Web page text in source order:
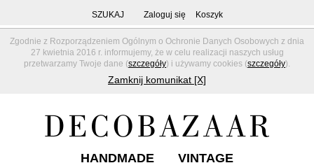
Zgodnie z Rozporządzeniem Ogólnym o Ochronie Danych Osobowych z dnia
27 kwietnia 2016 r. informujemy, że w celu realizacji naszych usług
przetwarzamy Twoje dane (szczegóły) i używamy cookies (szczegóły).
Zamknij komunikat [X]
SZUKAJ Zaloguj się Koszyk
HANDMADE VINTAGE